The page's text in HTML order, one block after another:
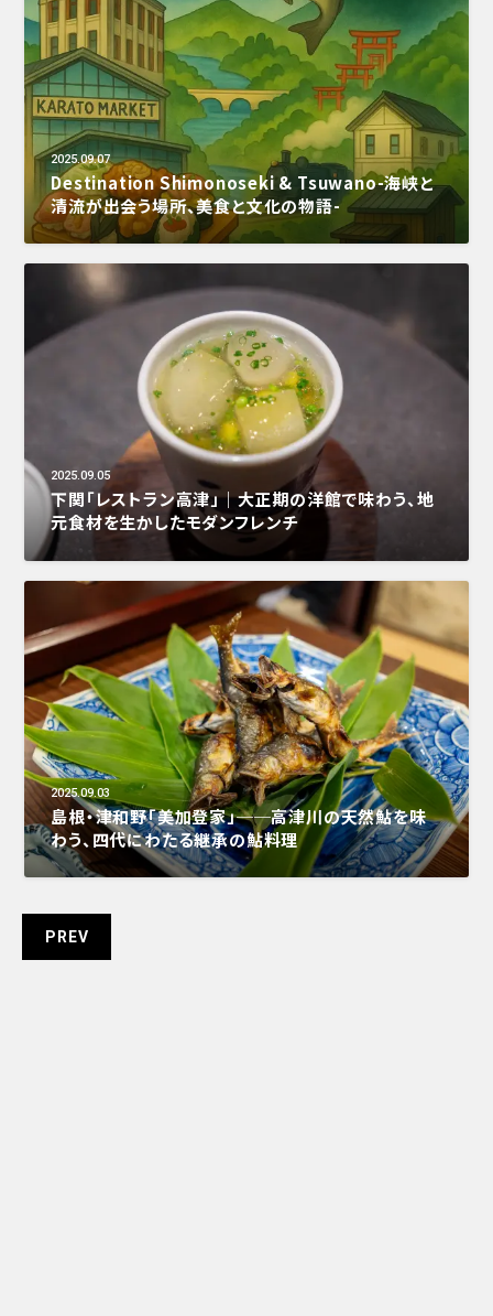
2025.09.07
Destination Shimonoseki & Tsuwano-海峡と
清流が出会う場所、美食と文化の物語-
2025.09.05
下関「レストラン高津」｜大正期の洋館で味わう、地
元食材を生かしたモダンフレンチ
2025.09.03
島根・津和野「美加登家」──高津川の天然鮎を味
わう、四代にわたる継承の鮎料理
PREV